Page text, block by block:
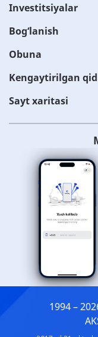
Investitsiyalar
Bog‘lanish
Obuna
Kengaytirilgan
Sayt xaritasi
1994 –